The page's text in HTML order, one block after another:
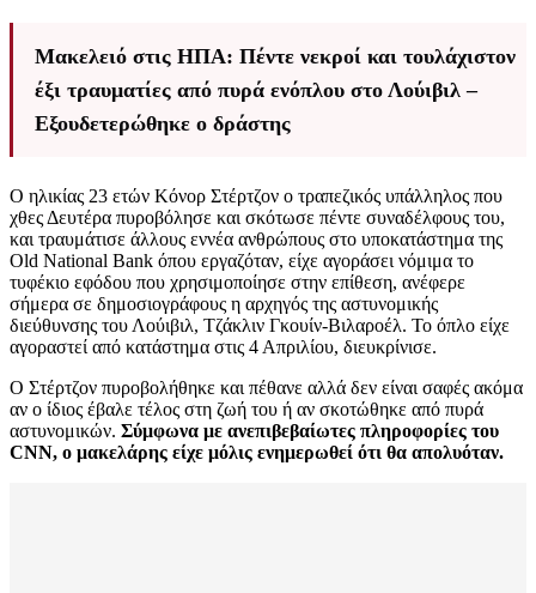
Μακελειό στις ΗΠΑ: Πέντε νεκροί και τουλάχιστον
έξι τραυματίες από πυρά ενόπλου στο Λούιβιλ –
Εξουδετερώθηκε ο δράστης
Ο ηλικίας 23 ετών Κόνορ Στέρτζον ο τραπεζικός υπάλληλος που
χθες Δευτέρα πυροβόλησε και σκότωσε πέντε συναδέλφους του,
και τραυμάτισε άλλους εννέα ανθρώπους στο υποκατάστημα της
Old National Bank όπου εργαζόταν, είχε αγοράσει νόμιμα το
τυφέκιο εφόδου που χρησιμοποίησε στην επίθεση, ανέφερε
σήμερα σε δημοσιογράφους η αρχηγός της αστυνομικής
διεύθυνσης του Λούιβιλ, Τζάκλιν Γκουίν-Βιλαροέλ. Το όπλο είχε
αγοραστεί από κατάστημα στις 4 Απριλίου, διευκρίνισε.
Ο Στέρτζον πυροβολήθηκε και πέθανε αλλά δεν είναι σαφές ακόμα
αν ο ίδιος έβαλε τέλος στη ζωή του ή αν σκοτώθηκε από πυρά
αστυνομικών. Σύμφωνα με ανεπιβεβαίωτες πληροφορίες του
CNN, ο μακελάρης είχε μόλις ενημερωθεί ότι θα απολυόταν.